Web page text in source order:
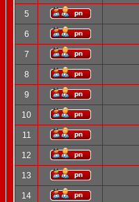
5
6
7
8
9
10
11
12
13
14